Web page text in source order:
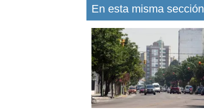
En esta misma sección